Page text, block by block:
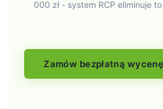
000 zł - system RCP eliminuje
Zamów bezpłatną